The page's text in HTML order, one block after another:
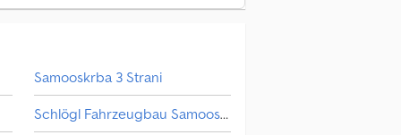
Samooskrba 3 Strani
Schlögl Fahrzeugbau Samooskrba 3 Strani